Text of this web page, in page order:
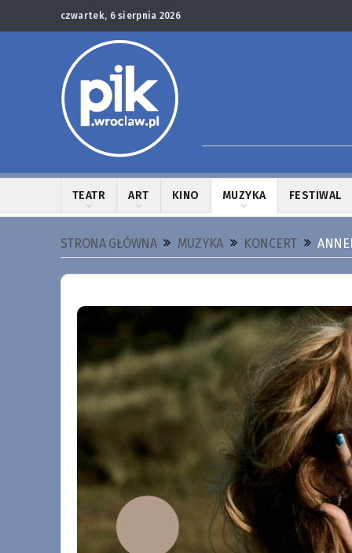
czwartek, 6 sierpnia 2026
TEATR ART KINO MUZYKA FESTIWAL
STRONA GŁÓWNA MUZYKA KONCERT